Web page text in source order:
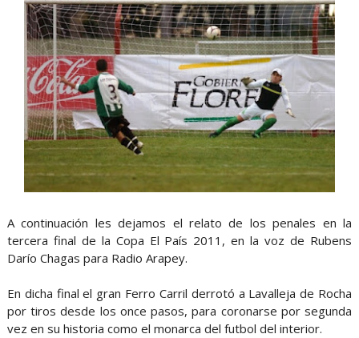
A continuación les dejamos el relato de los penales en la
tercera final de la Copa El País 2011, en la voz de Rubens
Darío Chagas para Radio Arapey.
En dicha final el gran Ferro Carril derrotó a Lavalleja de Rocha
por tiros desde los once pasos, para coronarse por segunda
vez en su historia como el monarca del futbol del interior.